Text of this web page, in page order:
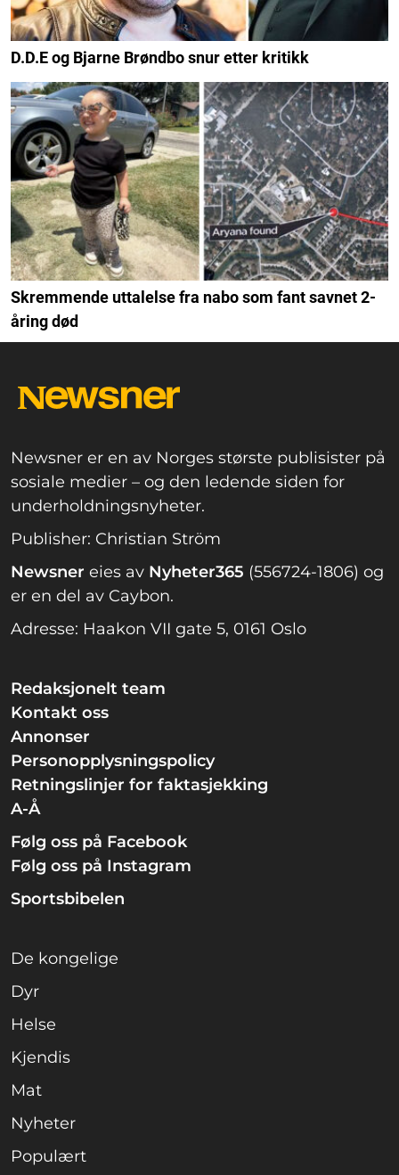
D.D.E og Bjarne Brøndbo snur etter kritikk
Skremmende uttalelse fra nabo som fant savnet 2-
åring død
Newsner er en av Norges største publisister på
sosiale medier – og den ledende siden for
underholdningsnyheter.
Publisher: Christian Ström
Newsner eies av Nyheter365 (556724-1806) og
er en del av Caybon.
Adresse: Haakon VII gate 5, 0161 Oslo
Redaksjonelt team
Kontakt oss
Annonser
Personopplysningspolicy
Retningslinjer for faktasjekking
A-Å
Følg oss på Facebook
Følg oss på Instagram
Sportsbibelen
De kongelige
Dyr
Helse
Kjendis
Mat
Nyheter
Populært